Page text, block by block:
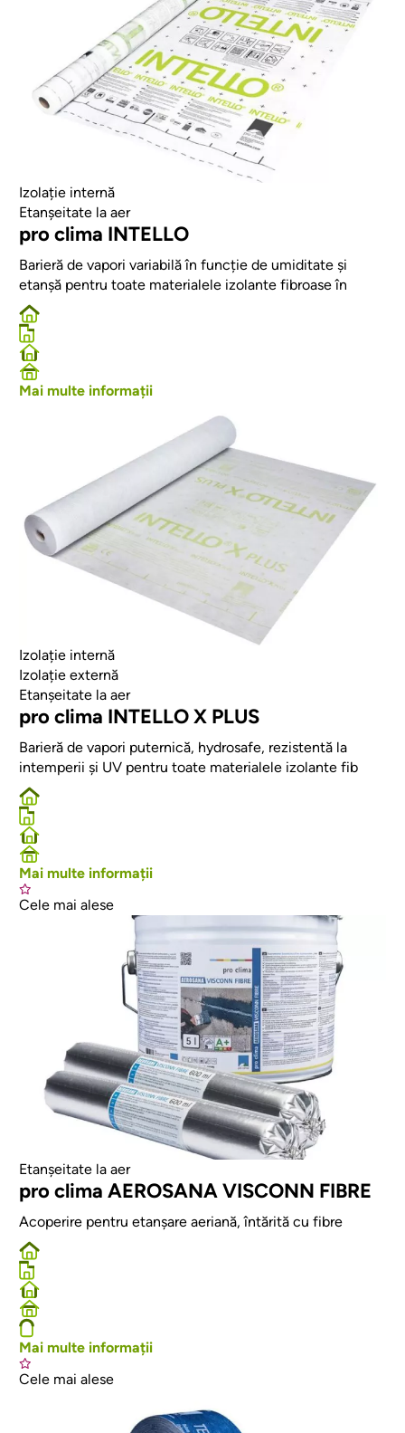
Izolație internă
Etanșeitate la aer
pro clima INTELLO
Barieră de vapori variabilă în funcție de umiditate și
etanșă pentru toate materialele izolante fibroase în
Mai multe informații
Izolație internă
Izolație externă
Etanșeitate la aer
pro clima INTELLO X PLUS
Barieră de vapori puternică, hydrosafe, rezistentă la
intemperii și UV pentru toate materialele izolante fib
Mai multe informații
Cele mai alese
Etanșeitate la aer
pro clima AEROSANA VISCONN FIBRE
Acoperire pentru etanșare aeriană, întărită cu fibre
Mai multe informații
Cele mai alese